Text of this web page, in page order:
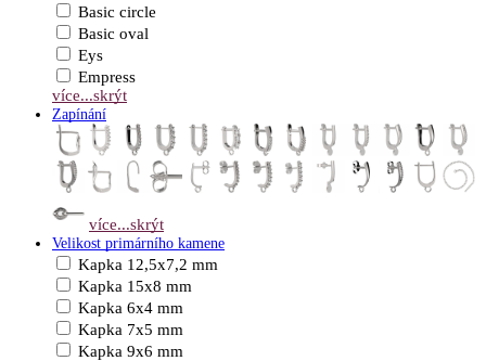
Basic circle
Basic oval
Eys
Empress
více...skrýt
Zapínání
více...skrýt
Velikost primárního kamene
Kapka 12,5x7,2 mm
Kapka 15x8 mm
Kapka 6x4 mm
Kapka 7x5 mm
Kapka 9x6 mm